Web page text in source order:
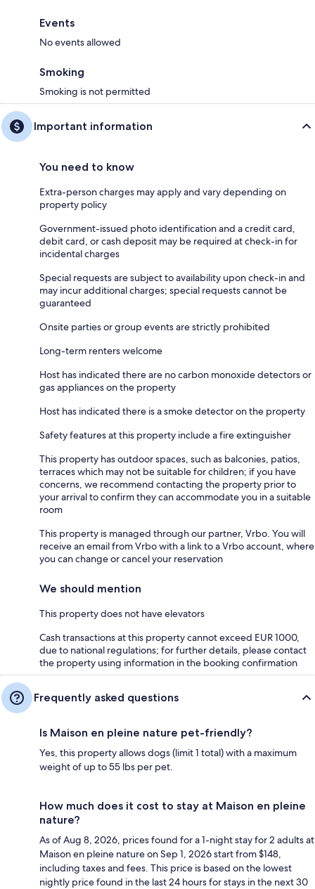
Events
No events allowed
Smoking
Smoking is not permitted
Important information
You need to know
Extra-person charges may apply and vary depending on
property policy
Government-issued photo identification and a credit card,
debit card, or cash deposit may be required at check-in for
incidental charges
Special requests are subject to availability upon check-in and
may incur additional charges; special requests cannot be
guaranteed
Onsite parties or group events are strictly prohibited
Long-term renters welcome
Host has indicated there are no carbon monoxide detectors or
gas appliances on the property
Host has indicated there is a smoke detector on the property
Safety features at this property include a fire extinguisher
This property has outdoor spaces, such as balconies, patios,
terraces which may not be suitable for children; if you have
concerns, we recommend contacting the property prior to
your arrival to confirm they can accommodate you in a suitable
room
This property is managed through our partner, Vrbo. You will
receive an email from Vrbo with a link to a Vrbo account, where
you can change or cancel your reservation
We should mention
This property does not have elevators
Cash transactions at this property cannot exceed EUR 1000,
due to national regulations; for further details, please contact
the property using information in the booking confirmation
Frequently asked questions
Is Maison en pleine nature pet-friendly?
Yes, this property allows dogs (limit 1 total) with a maximum
weight of up to 55 lbs per pet.
How much does it cost to stay at Maison en pleine
nature?
As of Aug 8, 2026, prices found for a 1-night stay for 2 adults at
Maison en pleine nature on Sep 1, 2026 start from $148,
including taxes and fees. This price is based on the lowest
nightly price found in the last 24 hours for stays in the next 30